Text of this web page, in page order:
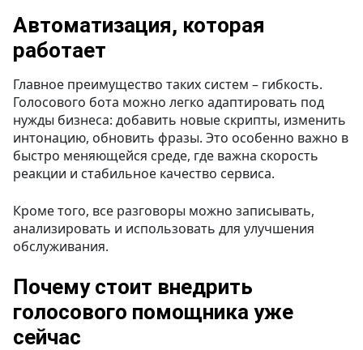
Автоматизация, которая
работает
Главное преимущество таких систем – гибкость.
Голосового бота можно легко адаптировать под
нужды бизнеса: добавить новые скрипты, изменить
интонацию, обновить фразы. Это особенно важно в
быстро меняющейся среде, где важна скорость
реакции и стабильное качество сервиса.
Кроме того, все разговоры можно записывать,
анализировать и использовать для улучшения
обслуживания.
Почему стоит внедрить
голосового помощника уже
сейчас